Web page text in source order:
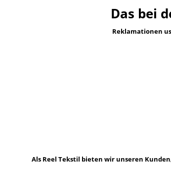
Das bei
Reklamationen
Als Reel Tekstil bieten wir unseren